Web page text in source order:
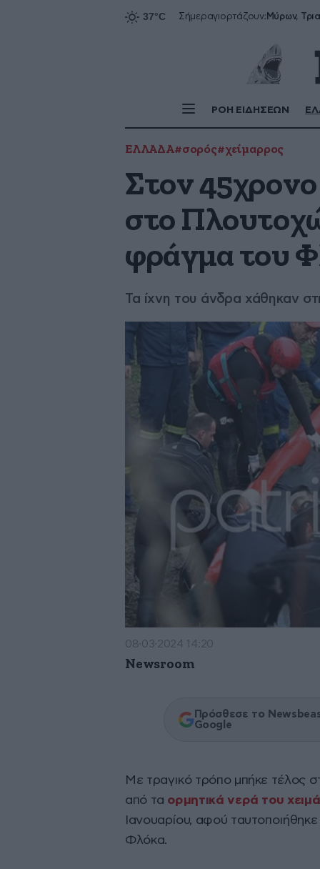
Σήμεραγιορτάζουν:
ΡΟΗ ΕΙΔΗΣΕΩΝ
ΕΛΛΑΔΑ#σορός#χείμαρρος
Στον
στο
φράγμα του
Τα ίχνη του άνδρα χάθηκαν
08·03·2024 14:20
Newsroom
Πρόσθεσε το
Google
Με τραγικό τρόπο μπήκε τέλος
από τα ορμητικά νερά του
Ιανουαρίου, αφού ταυτοποιήθηκε
Φλόκα.